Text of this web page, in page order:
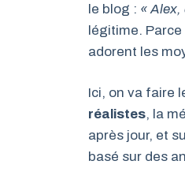
le blog : «
légitime. Parce
adorent les
Ici, on va faire
réalistes, la
après jour, et
basé sur des